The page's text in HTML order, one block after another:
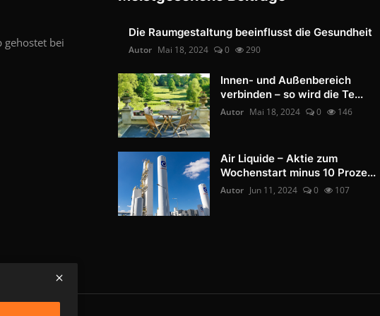
gehostet bei
Die Raumgestaltung beeinflusst die Gesundheit
Autor Mai 18, 2024 0 290
Innen- und Außenbereich
verbinden – so wird die Te...
Autor Mai 18, 2024 0 146
Air Liquide – Aktie zum
Wochenstart minus 10 Proze...
Autor Jun 11, 2024 0 107